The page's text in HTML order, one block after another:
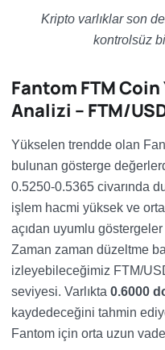
Kripto varlıklar son
kontrolsüz
Fantom FTM
Analizi – FTM/
Yükselen trendde olan
bulunan gösterge
0.5250-0.5365 civarında
işlem hacmi yüksek ve
açıdan uyumlu
Zaman zaman düzeltme
izleyebileceğimiz FTM/
seviyesi. Varlıkta 0.6000
kaydedeceğini tahmin
Fantom için orta uzun